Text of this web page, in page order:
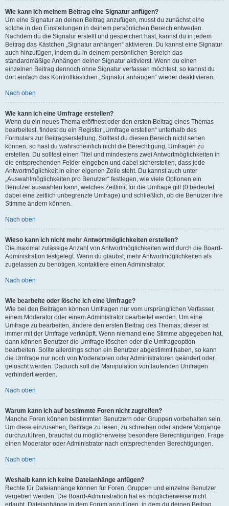
Wie kann ich meinem Beitrag eine Signatur anfügen?
Um eine Signatur an deinen Beitrag anzufügen, musst du zunächst eine
solche in den Einstellungen in deinem persönlichen Bereich entwerfen.
Nachdem du die Signatur erstellt und gespeichert hast, kannst du in jedem
Beitrag das Kästchen „Signatur anhängen“ aktivieren. Du kannst eine Signatur
auch hinzufügen, indem du in deinem persönlichen Bereich das
standardmäßige Anhängen deiner Signatur aktivierst. Wenn du einen
einzelnen Beitrag dennoch ohne Signatur verfassen möchtest, so kannst du
dort einfach das Kontrollkästchen „Signatur anhängen“ wieder deaktivieren.
Nach oben
Wie kann ich eine Umfrage erstellen?
Wenn du ein neues Thema eröffnest oder den ersten Beitrag eines Themas
bearbeitest, findest du ein Register „Umfrage erstellen“ unterhalb des
Formulars zur Beitragserstellung. Solltest du diesen Bereich nicht sehen
können, so hast du wahrscheinlich nicht die Berechtigung, Umfragen zu
erstellen. Du solltest einen Titel und mindestens zwei Antwortmöglichkeiten in
die entsprechenden Felder eingeben und dabei sicherstellen, dass jede
Antwortmöglichkeit in einer eigenen Zeile steht. Du kannst auch unter
„Auswahlmöglichkeiten pro Benutzer“ festlegen, wie viele Optionen ein
Benutzer auswählen kann, welches Zeitlimit für die Umfrage gilt (0 bedeutet
dabei eine zeitlich unbegrenzte Umfrage) und schließlich, ob die Benutzer ihre
Stimme ändern können.
Nach oben
Wieso kann ich nicht mehr Antwortmöglichkeiten erstellen?
Die maximal zulässige Anzahl von Antwortmöglichkeiten wird durch die Board-
Administration festgelegt. Wenn du glaubst, mehr Antwortmöglichkeiten als
zugelassen zu benötigen, kontaktiere einen Administrator.
Nach oben
Wie bearbeite oder lösche ich eine Umfrage?
Wie bei den Beiträgen können Umfragen nur vom ursprünglichen Verfasser,
einem Moderator oder einem Administrator bearbeitet werden. Um eine
Umfrage zu bearbeiten, ändere den ersten Beitrag des Themas; dieser ist
immer mit der Umfrage verknüpft. Wenn niemand eine Stimme abgegeben hat,
dann können Benutzer die Umfrage löschen oder die Umfrageoption
bearbeiten. Sollte allerdings schon ein Benutzer abgestimmt haben, so kann
die Umfrage nur noch von Moderatoren oder Administratoren geändert oder
gelöscht werden. Dadurch soll die Manipulation von laufenden Umfragen
verhindert werden.
Nach oben
Warum kann ich auf bestimmte Foren nicht zugreifen?
Manche Foren können bestimmten Benutzern oder Gruppen vorbehalten sein.
Um diese einzusehen, Beiträge zu lesen, zu schreiben oder andere Vorgänge
durchzuführen, brauchst du möglicherweise besondere Berechtigungen. Frage
einen Moderator oder Administrator nach entsprechenden Berechtigungen.
Nach oben
Weshalb kann ich keine Dateianhänge anfügen?
Rechte für Dateianhänge können für Foren, Gruppen und einzelne Benutzer
vergeben werden. Die Board-Administration hat es möglicherweise nicht
erlaubt, Dateianhänge in dem Forum anzufügen, in dem du deinen Beitrag